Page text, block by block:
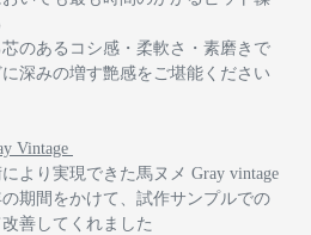
芯のあるコシ感・柔軟さ・素磨きで
深みの増す艶感をご堪能ください
Vintage
より実現できた馬ヌメ Gray vintage
期間をかけて、試作サンプルでの
善してくれました